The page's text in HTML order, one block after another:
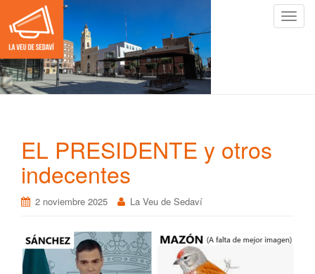
C
i
EL PRESIDENTE y otros
indecentes
2 noviembre 2025 La Veu de Sedaví